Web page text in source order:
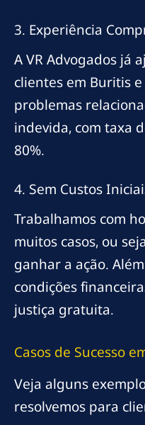
3. Experiência
A VR Advogados já
clientes em Buritis
problemas
indevida, com taxa
80%.
4. Sem Custos
Trabalhamos com
muitos casos, ou
ganhar a ação.
condições
justiça gratuita.
Casos de Sucesso
Veja alguns
resolvemos para